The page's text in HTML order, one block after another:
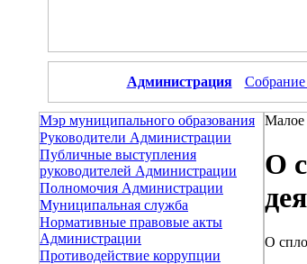
Администрация Собрание
Мэр муниципального образования
Руководители Администрации
Публичные выступления
руководителей Администрации
Полномочия Администрации
Муниципальная служба
Нормативные правовые акты
Администрации
Противодействие коррупции
Малое
О
О